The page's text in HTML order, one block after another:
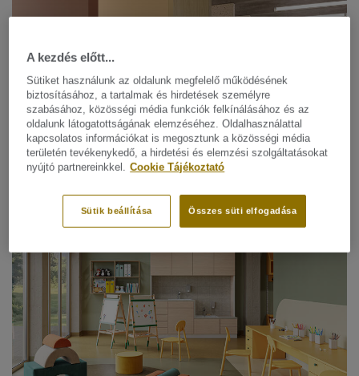
A kezdés előtt...
Sütiket használunk az oldalunk megfelelő működésének
biztosításához, a tartalmak és hirdetések személyre
szabásához, közösségi média funkciók felkínálásához és az
oldalunk látogatottságának elemzéséhez. Oldalhasználattal
kapcsolatos információkat is megosztunk a közösségi média
területén tevékenykedő, a hirdetési és elemzési szolgáltatásokat
nyújtó partnereinkkel. Cookie Tájékoztató
Összes süti elfogadása
Sütik beállítása